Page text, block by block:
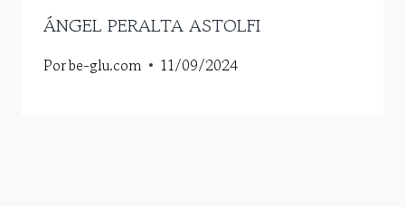
ÁNGEL PERALTA ASTOLFI
Porbe-glu.com 11/09/2024